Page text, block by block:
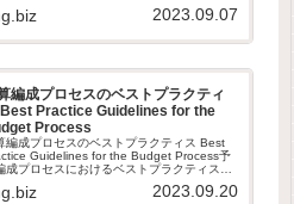
2023.09.07
編成プロセスのベストプラクティ
Best Practice Guidelines for the
Process
編成プロセスのベストプラクティス Best
Guidelines for the Budget Process予
成プロセスにおけるベストプラクティスは
つか存在する。それらを体系的に整理する
しい。予算編成は、...
2023.09.20